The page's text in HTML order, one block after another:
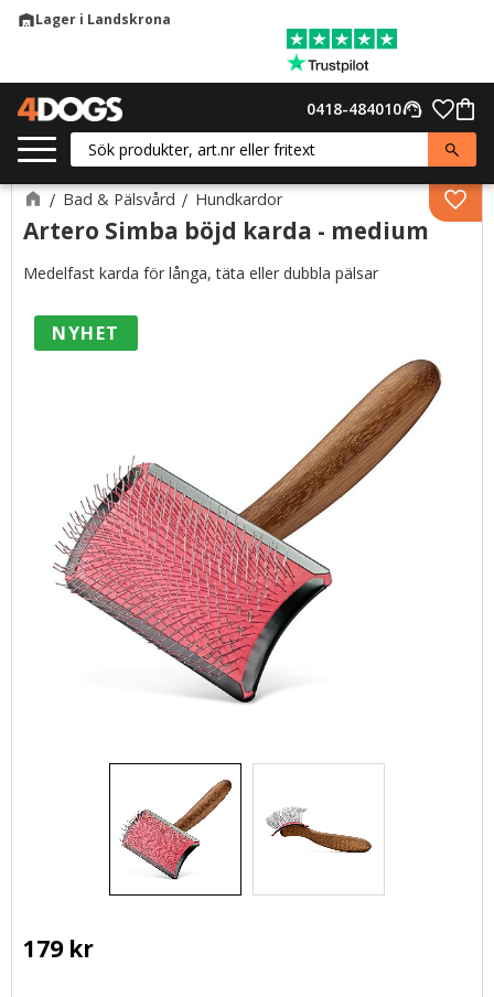
warehouseLager i Landskrona
support_agent
0418-484010
Bad & Pälsvård Hundkardor
Artero Simba böjd karda - medium
Medelfast karda för långa, täta eller dubbla pälsar
NYHET
179kr